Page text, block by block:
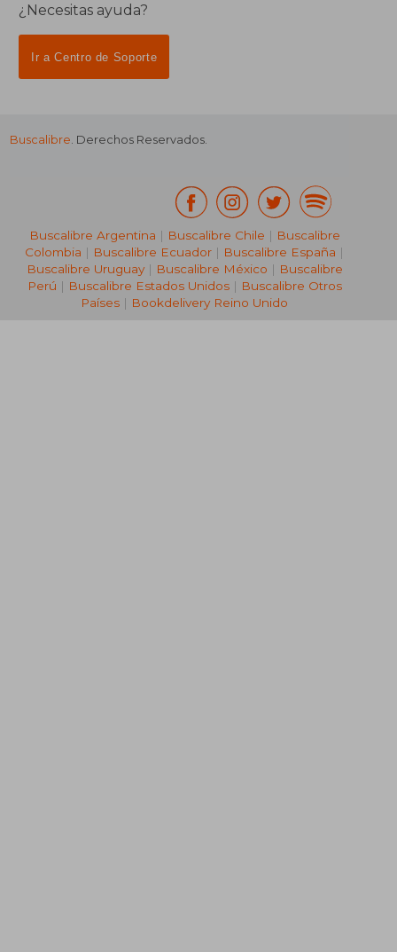
¿Necesitas ayuda?
Ir a Centro de Soporte
Buscalibre. Derechos Reservados.
Buscalibre Argentina | Buscalibre Chile | Buscalibre
Colombia | Buscalibre Ecuador | Buscalibre España |
Buscalibre Uruguay| Buscalibre México | Buscalibre
Perú | Buscalibre Estados Unidos| Buscalibre Otros
Países | Bookdelivery Reino Unido